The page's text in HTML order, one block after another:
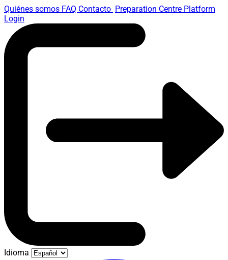
Quiénes somos FAQ Contacto Preparation Centre Platform
Login
Idioma